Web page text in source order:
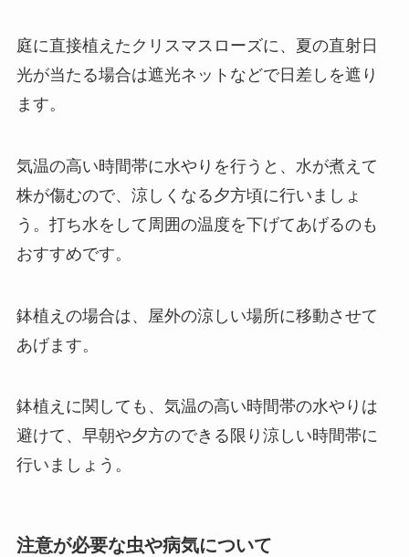
庭に直接植えたクリスマスローズに、夏の直射日
光が当たる場合は遮光ネットなどで日差しを遮り
ます。
気温の高い時間帯に水やりを行うと、水が煮えて
株が傷むので、涼しくなる夕方頃に行いましょ
う。打ち水をして周囲の温度を下げてあげるのも
おすすめです。
鉢植えの場合は、屋外の涼しい場所に移動させて
あげます。
鉢植えに関しても、 気温の高い時間帯の水やりは
避けて、早朝や夕方のできる限り涼しい時間帯に
行いましょう。
注意が必要な虫や病気について